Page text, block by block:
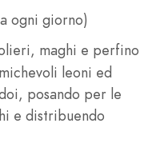
ogni giorno)
maghi e perfino
leoni ed
posando per le
e distribuendo